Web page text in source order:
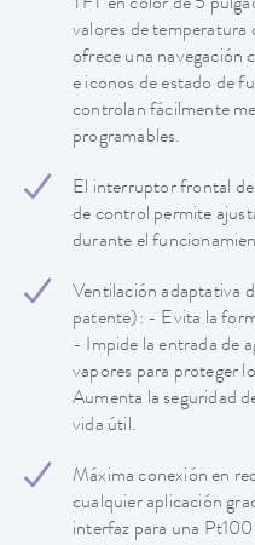
TFT en color de 5
valores de temperatura
ofrece una navegación
e iconos de estado de
controlan fácilmente
programables.
El interruptor frontal de
de control permite
durante el
Ventilación adaptativa
patente): - Evita la
- Impide la entrada de
vapores para proteger
Aumenta la seguridad
vida útil.
Máxima conexión en
cualquier aplicación
interfaz para una